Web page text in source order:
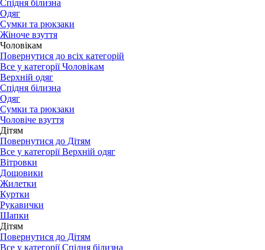
Спідня білизна
Одяг
Сумки та рюкзаки
Жіноче взуття
Чоловікам
Повернутися до всіх категорій
Все у категорії Чоловікам
Верхній одяг
Спідня білизна
Одяг
Сумки та рюкзаки
Чоловіче взуття
Дітям
Повернутися до Дітям
Все у категорії Верхній одяг
Вітровки
Дощовики
Жилетки
Куртки
Рукавички
Шапки
Дітям
Повернутися до Дітям
Все у категорії Спідня білизна